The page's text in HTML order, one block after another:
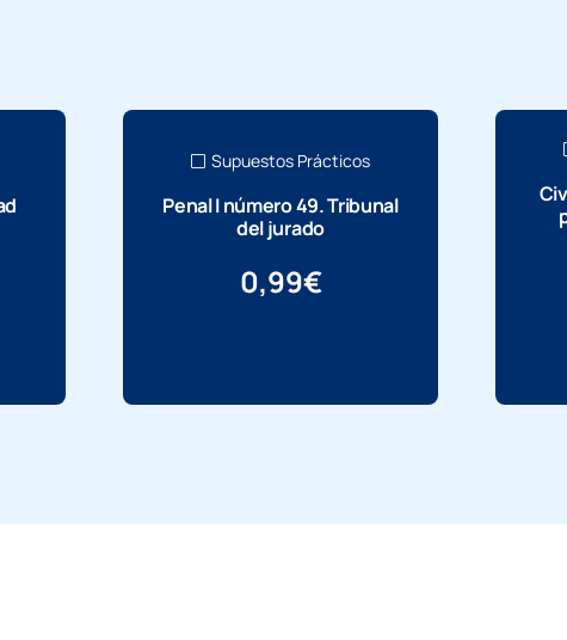
Supuestos Prácticos
Penal I número 49. Tribunal
del jurado
0,99€